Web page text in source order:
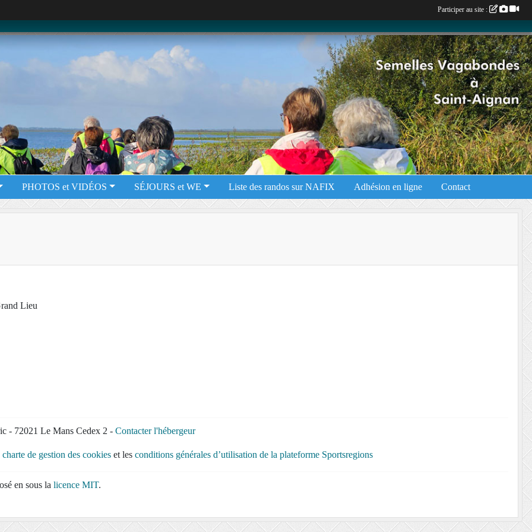
PHOTOS et VIDÉOS SÉJOURS et WE Liste des randos sur NAFIX Adhésion en ligne Contact
Lieu
- 72021 Le Mans Cedex 2 - Contacter l'hébergeur
charte de gestion des cookies et les conditions générales d’utilisation de la plateforme Sportsregions
en sous la licence MIT.
Participer au site :